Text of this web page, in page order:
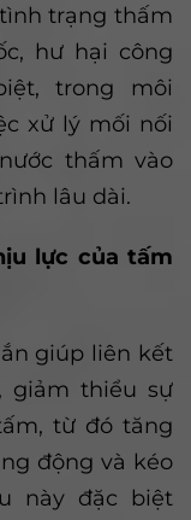
trạng thấm
hư hại công
trong môi
xử lý mối nối
thấm vào
lâu dài.
lực của tấm
giúp liên kết
giảm thiểu sự
từ đó tăng
động và kéo
này đặc biệt